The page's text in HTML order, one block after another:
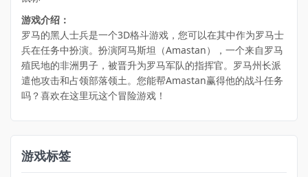
游戏介绍：
罗马的黑人士兵是一个3D格斗游戏，您可以在其中作为罗马士
兵在任务中扮演。扮演阿马斯坦（Amastan），一个来自罗马
殖民地的非洲男子，被晋升为罗马军队的指挥官。罗马州长派
遣他攻击和占领部落领土。您能帮Amastan赢得他的战斗任务
吗？喜欢在这里玩这个冒险游戏！
游戏标签